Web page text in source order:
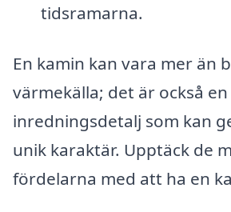
tidsramarna.
En kamin kan vara mer än
värmekälla; det är också
inredningsdetalj som kan
unik karaktär. Upptäck de
fördelarna med att ha en